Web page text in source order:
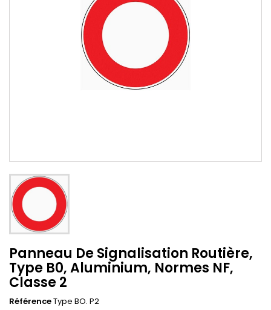
Panneau De Signalisation Routière,
Type B0, Aluminium, Normes NF,
Classe 2
RéférenceType BO. P2